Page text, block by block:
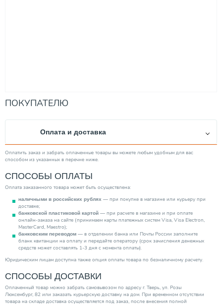
ПОКУПАТЕЛЮ
Оплата и доставка
Оплатить заказ и забрать оплаченные товары вы можете любым удобным для вас
способом из указанных в перечне ниже.
СПОСОБЫ ОПЛАТЫ
Оплата заказанного товара может быть осуществлена:
наличными в российских рублях — при покупке в магазине или курьеру при
доставке;
банковской пластиковой картой — при расчете в магазине и при оплате
онлайн-заказа на сайте (принимаем карты платежных систем Visa, Visa Electron,
MasterCard, Maestro);
банковским переводом — в отделении банка или Почты России заполните
бланк квитанции на оплату и передайте оператору (срок зачисления денежных
средств может составлять 1-3 дня с момента оплаты).
Юридическим лицам доступна также опция оплаты товара по безналичному расчету.
СПОСОБЫ ДОСТАВКИ
Оплаченный товар можно забрать самовывозом по адресу г. Тверь, ул. Розы
Люксембург, 82 или заказать курьерскую доставку на дом. При временном отсутствии
товара на складе доставка осуществляется под заказ, после внесения полной